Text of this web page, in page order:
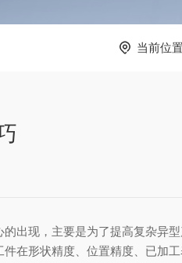
当前位
出现，主要是为了提高复杂异
在形状精度、位置精度、已加